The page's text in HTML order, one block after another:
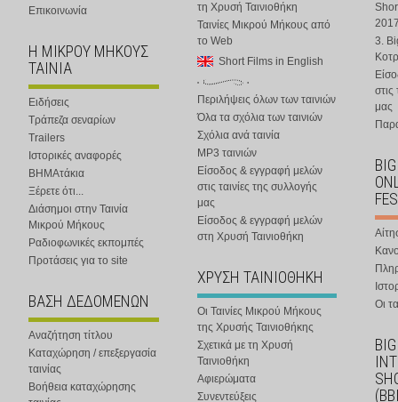
Επικοινωνία
Η ΜΙΚΡΟΥ ΜΗΚΟΥΣ
ΤΑΙΝΙΑ
Ειδήσεις
Τράπεζα σεναρίων
Trailers
Ιστορικές αναφορές
ΒΗΜΑτάκια
Ξέρετε ότι...
Διάσημοι στην Ταινία
Μικρού Μήκους
Ραδιοφωνικές εκπομπές
Προτάσεις για το site
ΒΑΣΗ ΔΕΔΟΜΕΝΩΝ
Αναζήτηση τίτλου
Καταχώρηση / επεξεργασία
ταινίας
Βοήθεια καταχώρησης
τη Χρυσή Ταινιοθήκη
Ταινίες Μικρού Μήκους από
το Web
Short Films in English
Περιλήψεις όλων των ταινιών
Όλα τα σχόλια των ταινιών
Σχόλια ανά ταινία
MP3 ταινιών
Είσοδος & εγγραφή μελών
στις ταινίες της συλλογής
μας
Είσοδος & εγγραφή μελών
στη Χρυσή Ταινιοθήκη
ΧΡΥΣΗ ΤΑΙΝΙΟΘΗΚΗ
Οι Ταινίες Μικρού Μήκους
της Χρυσής Ταινιοθήκης
Σχετικά με τη Χρυσή
Ταινιοθήκη
Αφιερώματα
Συνεντεύξεις
3.
στις
μας
Οι